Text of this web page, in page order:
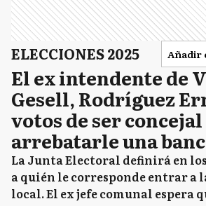
ELECCIONES 2025 Añadir
El ex intendente de
Gesell, Rodríguez
votos de ser
arrebatarle una
La Junta Electoral definirá en
a quién le corresponde entrar a
local. El ex jefe comunal espera